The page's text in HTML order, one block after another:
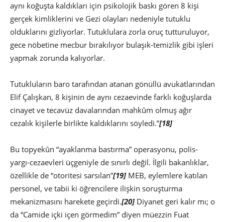
aynı koğuşta kaldıkları için psikolojik baskı gören 8 kişi
gerçek kimliklerini ve Gezi olayları nedeniyle tutuklu
olduklarını gizliyorlar. Tutuklulara zorla oruç tutturuluyor,
gece nöbetine mecbur bırakılıyor bulaşık-temizlik gibi işleri
yapmak zorunda kalıyorlar.
Tutukluların baro tarafından atanan gönüllü avukatlarından
Elif Çalışkan, 8 kişinin de aynı cezaevinde farklı koğuşlarda
cinayet ve tecavüz davalarından mahkûm olmuş ağır
cezalık kişilerle birlikte kaldıklarını söyledi.”[18]
Bu topyekûn “ayaklanma bastırma” operasyonu, polis-
yargı-cezaevleri üçgeniyle de sınırlı değil. İlgili bakanlıklar,
özellikle de “otoritesi sarsılan”[19]MEB, eylemlere katılan
personel, ve tabii ki öğrencilere ilişkin soruşturma
mekanizmasını harekete geçirdi.[20]Diyanet geri kalır mı; o
da “Camide içki içen görmedim” diyen müezzin Fuat